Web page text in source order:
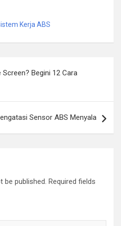
Kerja ABS
Begini 12 Cara
Sensor ABS Menyala
be published. Required fields